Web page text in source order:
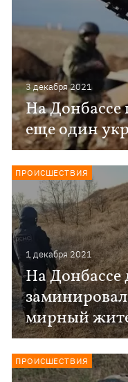
3 декабря 2021
На Донбассе
еще один
1 декабря 2021
На
мирный
ПРОИСШЕСТВИЯ
ПРОИСШЕСТВИЯ